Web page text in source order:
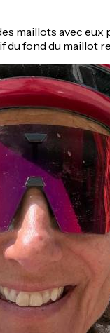
maillots avec
fond du maillot